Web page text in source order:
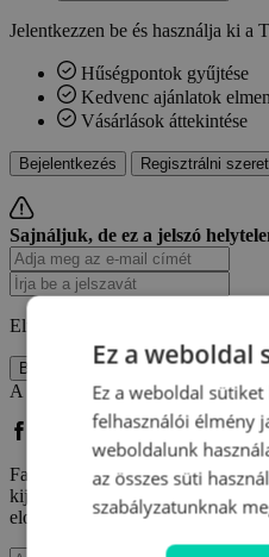
Jelentkezzen be és használja ki a
Hűségpontok gyűjtése
Kedvenc ajánlatok
Vásárlások áttekintése
Bejelentkezés Regisztrálni
Sajnáljuk, de ez a jelszó
Elfelejtette jelszavát?
Bejelentkezés
A közösségi oldalán keresztül is
Bejelentkezés Facebook
Facebook vagy Google fiókkal
kijelentem, hogy elfogadom a
elolvastam azAdatvédelmi
Ez a weboldal
Ez a weboldal sütiket
felhasználói élmény
weboldalunk
az összes süti
szabályzatunknak